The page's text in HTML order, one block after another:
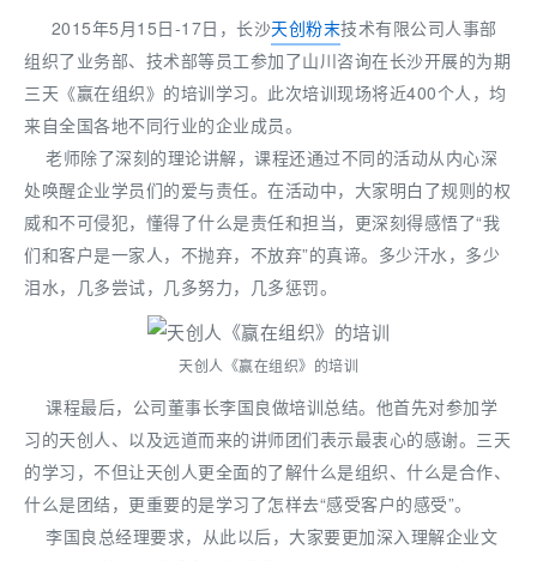
2015年5月15日-17日，长沙天创粉末技术有限公司人事部
组织了业务部、技术部等员工参加了山川咨询在长沙开展的为期
三天《赢在组织》的培训学习。此次培训现场将近400个人，均
来自全国各地不同行业的企业成员。
老师除了深刻的理论讲解，课程还通过不同的活动从内心深
处唤醒企业学员们的爱与责任。在活动中，大家明白了规则的权
威和不可侵犯，懂得了什么是责任和担当，更深刻得感悟了“我
们和客户是一家人，不抛弃，不放弃”的真谛。多少汗水，多少
泪水，几多尝试，几多努力，几多惩罚。
天创人《赢在组织》的培训
课程最后，公司董事长李国良做培训总结。他首先对参加学
习的天创人、以及远道而来的讲师团们表示最衷心的感谢。三天
的学习，不但让天创人更全面的了解什么是组织、什么是合作、
什么是团结，更重要的是学习了怎样去“感受客户的感受”。
李国良总经理要求，从此以后，大家要更加深入理解企业文